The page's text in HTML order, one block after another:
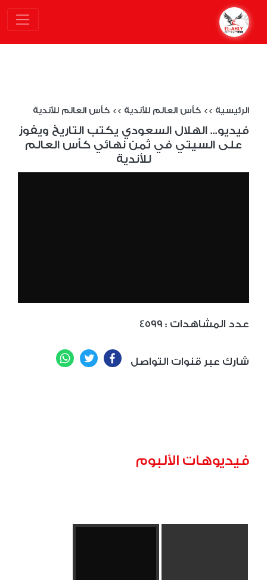
الرئيسية >> كأس العالم للأندية >> كأس العالم للأندية
فيديو... الهلال السعودي يكتب التاريخ ويفوز
على السيتي في ثمن نهائي كأس العالم
للأندية
4599 : عدد المشاهدات
شارك عبر قنوات التواصل Facebook
Twitter
فيديوهات الألبوم